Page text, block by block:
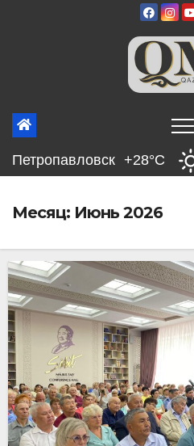
Петропавловск +28°C
Месяц: Июнь 2026